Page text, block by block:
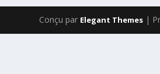
Conçu par Elegant Themes |